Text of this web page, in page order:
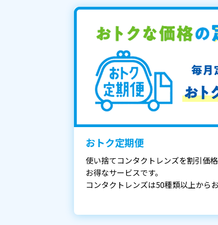
おトク定期便
使い捨てコンタクトレンズを割引価
お得なサービスです。
コンタクトレンズは50種類以上から